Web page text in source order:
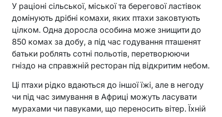
У раціоні сільської, міської та берегової ластівок
домінують дрібні комахи, яких птахи заковтують
цілком. Одна доросла особина може знищити до
850 комах за добу, а під час годування пташенят
батьки роблять сотні польотів, перетворюючи
гніздо на справжній ресторан під відкритим небом.
Ці птахи рідко вдаються до іншої їжі, але в негоду
чи під час зимування в Африці можуть ласувати
мурахами чи павуками, що переносить вітер. Їхній